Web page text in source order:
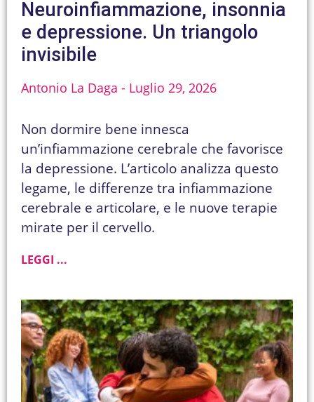
Neuroinfiammazione, insonnia
e depressione. Un triangolo
invisibile
Antonio La Daga Luglio 29, 2026
Non dormire bene innesca
un’infiammazione cerebrale che favorisce
la depressione. L’articolo analizza questo
legame, le differenze tra infiammazione
cerebrale e articolare, e le nuove terapie
mirate per il cervello.
LEGGI ...